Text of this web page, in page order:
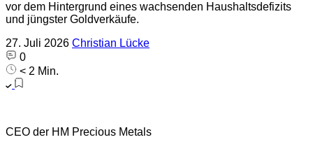
vor dem Hintergrund eines wachsenden Haushaltsdefizits
und jüngster Goldverkäufe.
27. Juli 2026 Christian Lücke
0
< 2 Min.
CEO der HM Precious Metals